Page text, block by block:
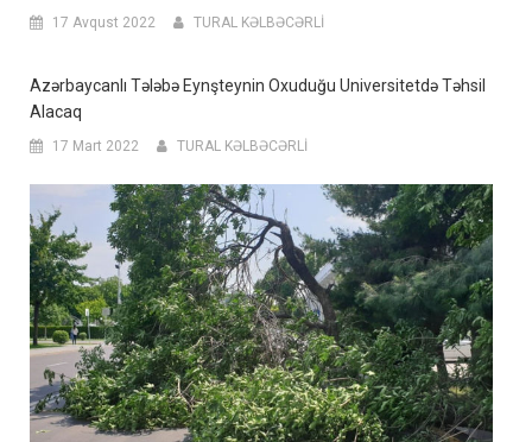
17 Avqust 2022 TURAL KƏLBƏCƏRLİ
Azərbaycanlı Tələbə Eynşteynin Oxuduğu Universitetdə Təhsil
Alacaq
17 Mart 2022 TURAL KƏLBƏCƏRLİ